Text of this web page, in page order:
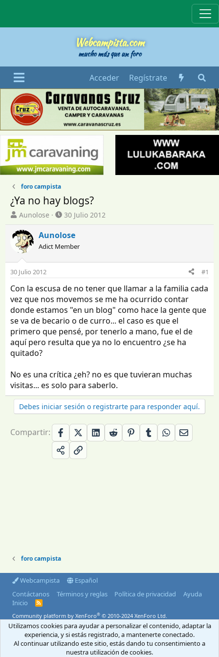
Webcampista.com
mucho más que un foro
Acceder Regístrate
foro campista
¿Ya no hay blogs?
I
n
i
c
i
a
d
o
r
d
e
e
m
a
Aunolose
F
e
c
a
d
i
n
i
c
i
o
30 Julio 2012
Aunolose
Adict Member
30 Julio 2012 #1
Con la escusa de no tener que llamar a la familia cada
vez que nos movemos se me ha ocurrido contar
donde estamos "en un blog" como hace la gente que
se va de becario o de curro... el caso es que el
primero que pensé, por tenerlo a mano, fue el de
aquí pero resulta que ya no lo encuentro ¿se ha
quitado?
No es una crítica ¿eh? no es que tuvieran muchas
visitas... es solo para saberlo.
Debes iniciar sesión o registrarte para responder aquí.
Compartir:
foro campista
Webcampista
Español
Contáctanos
Términos y reglas Política de privacidad
Ayuda
Inicio
R
S
Community platform by XenForo® © 2010-2024 XenForo Ltd.
© 2004-2026 Webcampista.com
Envíanos un email
Aviso Legal
Menú profesionales
Política de cookies
Utilizamos cookies para ayudar a personalizar el contenido, adaptar la
experiencia, y si estás registrado, a mantenerte conectado.
Al continuar utilizando este sitio, estás dando tu consentimiento a
nuestra utilización de cookies.